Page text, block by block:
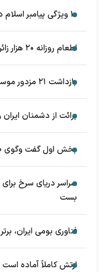
۱۰ ویژگی پیامبر اسلام در آیه ۱۵۷ سوره اعراف
اطعام روزانه ۲۰ هزار زائر در حرم بانوی کرامت تا پایان ماه صفر
بازداشت ۲۱ مزدور موساد و ۴ شرور مسلح توسط وزارت اطلاعات
برائت از دشمنان
بخش اول گفت وگوی
سراسر دریای سرخ
بست
فناوری بومی ایران،
ارتش کاملاً آماده است